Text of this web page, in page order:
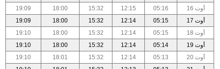
أوت 16
05:16
12:15
15:32
18:00
19:09
أوت 17
05:15
12:14
15:32
18:00
19:09
أوت 18
05:15
12:14
15:32
18:00
19:10
أوت 19
05:14
12:14
15:32
18:00
19:10
أوت 20
05:13
12:14
15:32
18:01
19:10